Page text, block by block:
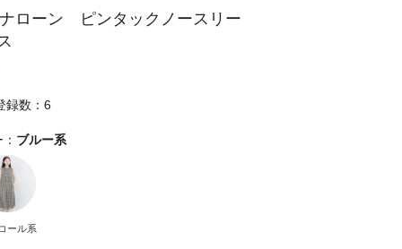
ローン ピンタックノースリー
録数：6
ブルー系
ール系